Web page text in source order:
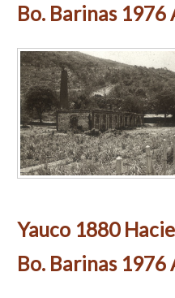
Bo. Barinas 1976
Yauco 1880
Bo. Barinas 1976